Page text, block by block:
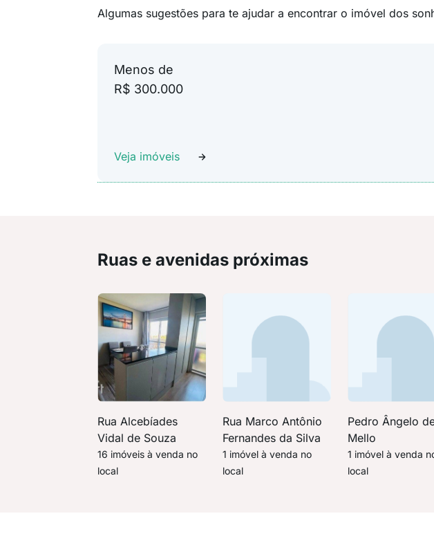
Algumas sugestões para te ajudar a encontrar o imóvel dos
Menos de
R$ 300.000
Veja imóveis
Ruas e avenidas próximas
Rua Alcebíades
Vidal de Souza
16 imóveis à venda no
local
Rua Marco Antônio
Fernandes da Silva
1 imóvel à venda no
local
Pedro Ângelo
Mello
1 imóvel à venda
local